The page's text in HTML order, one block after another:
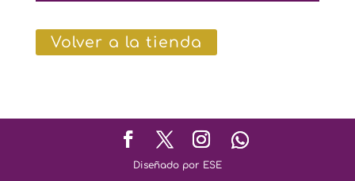
Volver a la tienda
Diseñado por ESE